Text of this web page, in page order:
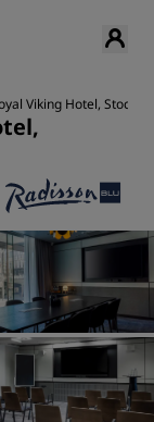
Viking Hotel,